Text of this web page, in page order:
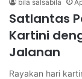
bila salsabila
Satlantas
Kartini
Jalanan
Rayakan hari